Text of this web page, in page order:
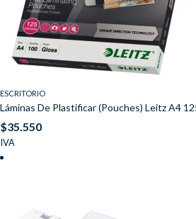
ESCRITORIO
Láminas De Plastificar (Pouches) Leitz A4
$35.550
IVA